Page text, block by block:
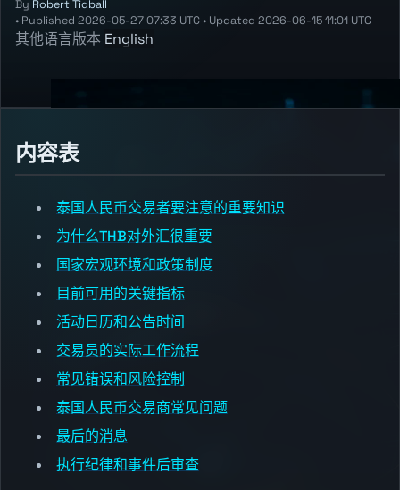
By Robert Tidball
• Published 2026-05-27 07:33 UTC • Updated 2026-06-15 11:01 UTC
其他语言版本 English
内容表
泰国人民币交易者要注意的重要知识
为什么THB对外汇很重要
国家宏观环境和政策制度
目前可用的关键指标
活动日历和公告时间
交易员的实际工作流程
常见错误和风险控制
泰国人民币交易商常见问题
最后的消息
执行纪律和事件后审查